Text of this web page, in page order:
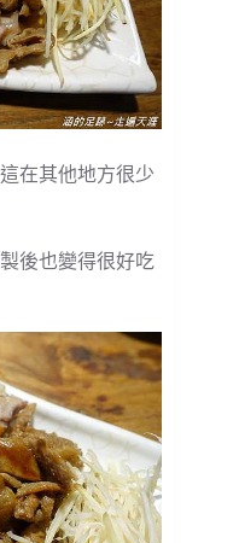
在其他地方很少
後也變得很好吃